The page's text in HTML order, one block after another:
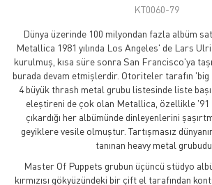
KT0060-79
Dünya üzerinde 100 milyondan fazla albüm
Metallica 1981 yılında Los Angeles' de Lars
kurulmuş, kısa süre sonra San Francisco'ya
burada devam etmişlerdir. Otoriteler tarafın 'big
4 büyük thrash metal grubu listesinde liste
eleştireni de çok olan Metallica, özellikle '91
çıkardığı her albümünde dinleyenlerini
geyiklere vesile olmuştur. Tartışmasız
tanınan heavy metal
Master Of Puppets grubun üçüncü stüdyo
kırmızısı gökyüzündeki bir çift el tarafından